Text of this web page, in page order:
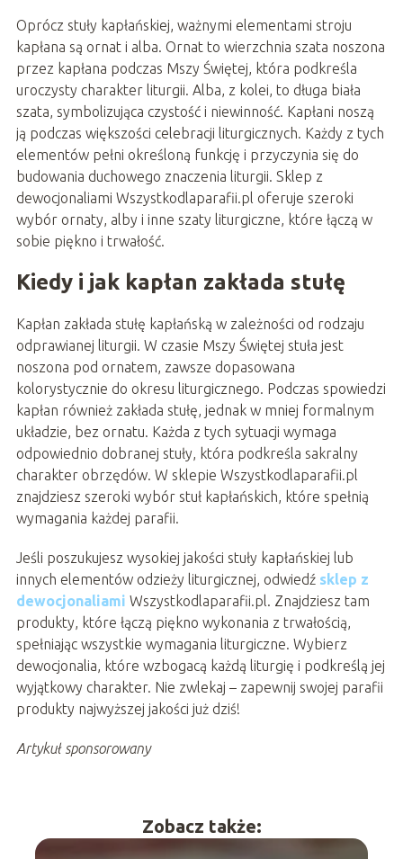
Oprócz stuły kapłańskiej, ważnymi elementami stroju
kapłana są ornat i alba. Ornat to wierzchnia szata noszona
przez kapłana podczas Mszy Świętej, która podkreśla
uroczysty charakter liturgii. Alba, z kolei, to długa biała
szata, symbolizująca czystość i niewinność. Kapłani noszą
ją podczas większości celebracji liturgicznych. Każdy z tych
elementów pełni określoną funkcję i przyczynia się do
budowania duchowego znaczenia liturgii. Sklep z
dewocjonaliami Wszystkodlaparafii.pl oferuje szeroki
wybór ornaty, alby i inne szaty liturgiczne, które łączą w
sobie piękno i trwałość.
Kiedy i jak kapłan zakłada stułę
Kapłan zakłada stułę kapłańską w zależności od rodzaju
odprawianej liturgii. W czasie Mszy Świętej stuła jest
noszona pod ornatem, zawsze dopasowana
kolorystycznie do okresu liturgicznego. Podczas spowiedzi
kapłan również zakłada stułę, jednak w mniej formalnym
układzie, bez ornatu. Każda z tych sytuacji wymaga
odpowiednio dobranej stuły, która podkreśla sakralny
charakter obrzędów. W sklepie Wszystkodlaparafii.pl
znajdziesz szeroki wybór stuł kapłańskich, które spełnią
wymagania każdej parafii.
Jeśli poszukujesz wysokiej jakości stuły kapłańskiej lub
innych elementów odzieży liturgicznej, odwiedź sklep z
dewocjonaliami Wszystkodlaparafii.pl. Znajdziesz tam
produkty, które łączą piękno wykonania z trwałością,
spełniając wszystkie wymagania liturgiczne. Wybierz
dewocjonalia, które wzbogacą każdą liturgię i podkreślą jej
wyjątkowy charakter. Nie zwlekaj – zapewnij swojej parafii
produkty najwyższej jakości już dziś!
Artykuł sponsorowany
Zobacz także: